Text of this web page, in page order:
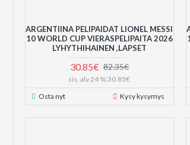
ARGENTIINA PELIPAIDAT LIONEL MESSI
10 WORLD CUP VIERASPELIPAITA 2026
LYHYTHIHAINEN ,LAPSET
30.85€ 82.35€
sis. alv 24 %:30.85€
Osta nyt
Kysy kysymys